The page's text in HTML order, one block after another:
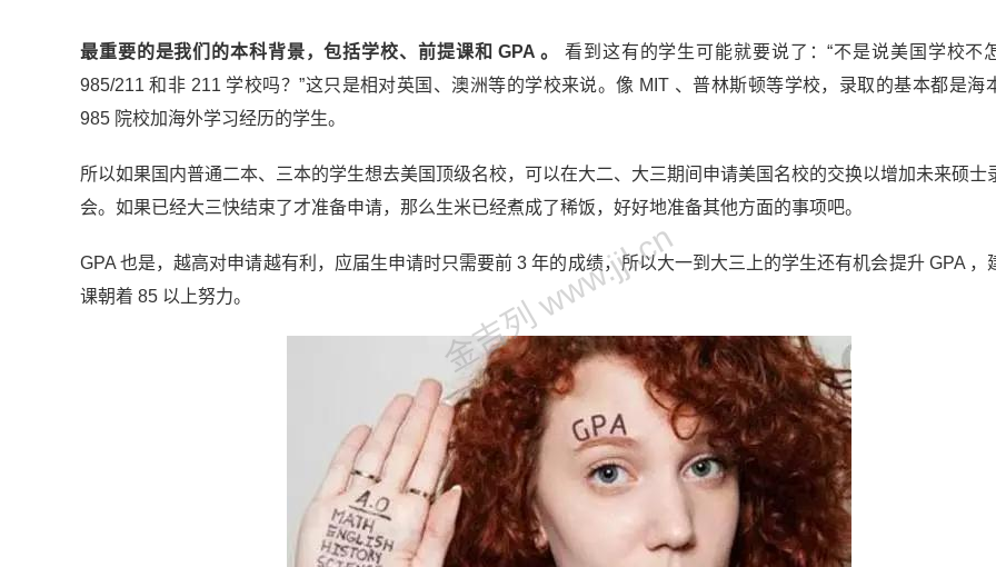
最重要的是我们的本科背景，包括学校、前提课和 GPA 。
看到这有的学生可能就要说了：“不是说美国学校不
985/211 和非 211 学校吗？”这只是相对英国、澳洲等的学校来说。像 MIT 、普林斯顿等学校，录取的基本都是海
985 院校加海外学习经历的学生。
所以如果国内普通二本、三本的学生想去美国顶级名校，可以在大二、大三期间申请美国名校的交换以增加未来硕士
会。如果已经大三快结束了才准备申请，那么生米已经煮成了稀饭，好好地准备其他方面的事项吧。
GPA 也是，越高对申请越有利，应届生申请时只需要前 3 年的成绩，所以大一到大三上的学生还有机会提升 GPA ，
课朝着 85 以上努力。
金吉列 www.jjl.cn